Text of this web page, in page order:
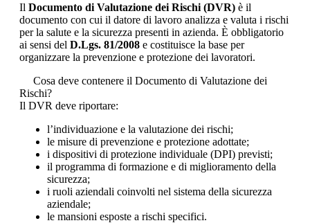
Il Documento di Valutazione dei Rischi (DVR) è il
documento con cui il datore di lavoro analizza e valuta i rischi
per la salute e la sicurezza presenti in azienda. È obbligatorio
ai sensi del D.Lgs. 81/2008 e costituisce la base per
organizzare la prevenzione e protezione dei lavoratori.
Cosa deve contenere il Documento di Valutazione dei
Rischi?
Il DVR deve riportare:
l’individuazione e la valutazione dei rischi;
le misure di prevenzione e protezione adottate;
i dispositivi di protezione individuale (DPI) previsti;
il programma di formazione e di miglioramento della
sicurezza;
i ruoli aziendali coinvolti nel sistema della sicurezza
aziendale;
le mansioni esposte a rischi specifici.